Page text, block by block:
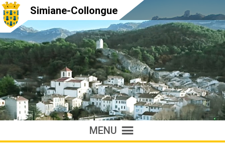
Simiane-Collongue
MENU